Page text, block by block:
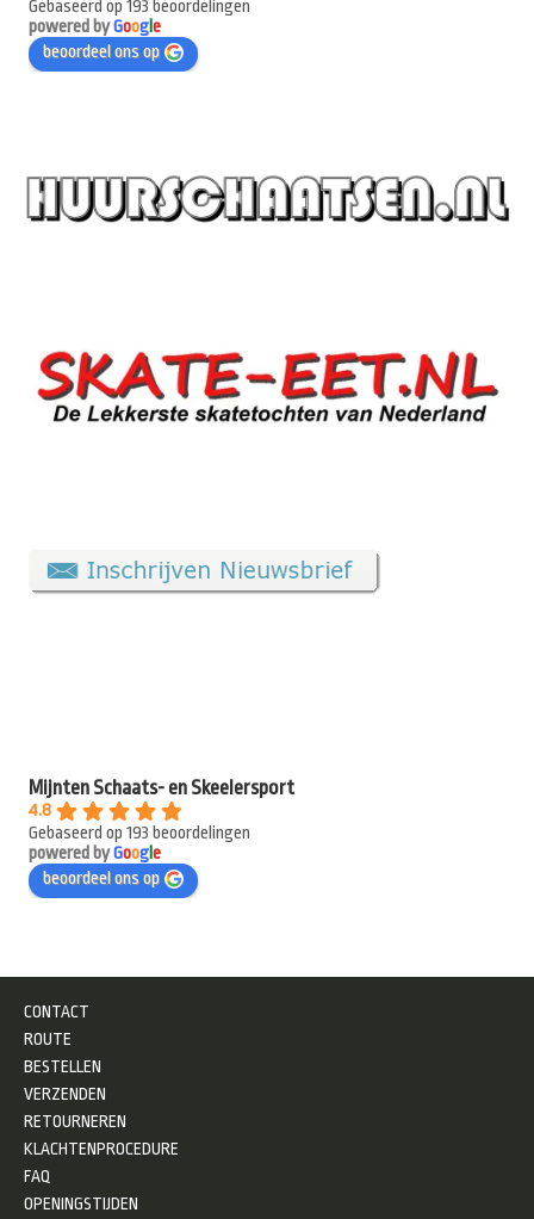
Gebaseerd op 193 beoordelingen
powered byGooge
beoordeel ons op
Mijnten Schaats- en Skeelersport
4.8
Gebaseerd op 193 beoordelingen
powered byGooge
beoordeel ons op
CONTACT
ROUTE
BESTELLEN
VERZENDEN
RETOURNEREN
KLACHTENPROCEDURE
FAQ
OPENINGSTIJDEN